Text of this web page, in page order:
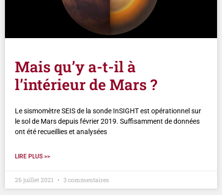
Mais qu’y a-t-il à
l’intérieur de Mars ?
Le sismomètre SEIS de la sonde InSIGHT est opérationnel sur
le sol de Mars depuis février 2019. Suffisamment de données
ont été recueillies et analysées
LIRE PLUS >>
26 juillet 2021 3 commentaires